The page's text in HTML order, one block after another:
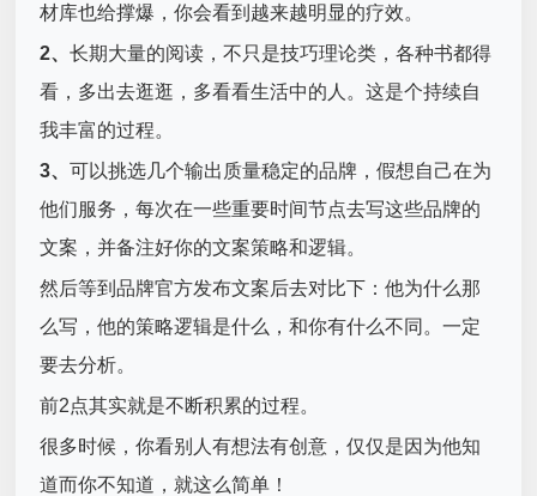
材库也给撑爆，你会看到越来越明显的疗效。
2、长期大量的阅读，不只是技巧理论类，各种书都得
看，多出去逛逛，多看看生活中的人。这是个持续自
我丰富的过程。
3、可以挑选几个输出质量稳定的品牌，假想自己在为
他们服务，每次在一些重要时间节点去写这些品牌的
文案，并备注好你的文案策略和逻辑。
然后等到品牌官方发布文案后去对比下：他为什么那
么写，他的策略逻辑是什么，和你有什么不同。一定
要去分析。
前2点其实就是不断积累的过程。
很多时候，你看别人有想法有创意，仅仅是因为他知
道而你不知道，就这么简单！